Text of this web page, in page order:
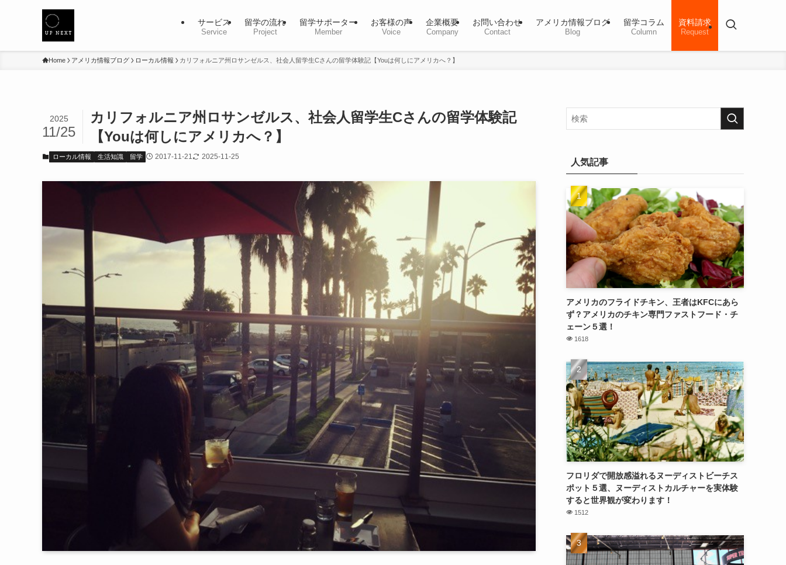
サービス
Service
留学の流れ
Project
留学サポーター
Member
お客様の声
Voice
企業概要
Company
お問い合わせ
Contact
アメリカ情報ブログ
Blog
留学コラム
Column
資料請求
Request
Home アメリカ情報ブログ ローカル情報 カリフォルニア州ロサンゼルス、社会人留学生Cさんの留学体験記【Youは何しにアメリカへ？】
カリフォルニア州ロサンゼルス、社会人留学生Cさんの留学体験記
【Youは何しにアメリカへ？】
2025
11/25
ローカル情報 生活知識 留学 2017-11-21 2025-11-25
人気記事
アメリカのフライドチキン、王者はKFCにあら
ず？アメリカのチキン専門ファストフード・チ
ェーン５選！
1618
フロリダで開放感溢れるヌーディストビーチス
ポット５選、ヌーディストカルチャーを実体験
すると世界観が変わります！
1512